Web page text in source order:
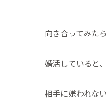
向き合ってみた
婚活していると
相手に嫌われな